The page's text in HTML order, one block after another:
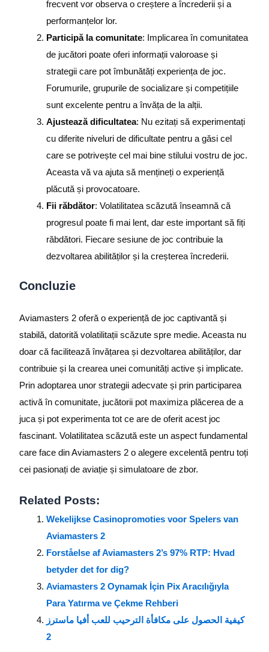
frecvent vor observa o creștere a încrederii și a
performanțelor lor.
Participă la comunitate: Implicarea în comunitatea
de jucători poate oferi informații valoroase și
strategii care pot îmbunătăți experiența de joc.
Forumurile, grupurile de socializare și competițiile
sunt excelente pentru a învăța de la alții.
Ajustează dificultatea: Nu ezitați să experimentați
cu diferite niveluri de dificultate pentru a găsi cel
care se potrivește cel mai bine stilului vostru de joc.
Aceasta vă va ajuta să mențineți o experiență
plăcută și provocatoare.
Fii răbdător: Volatilitatea scăzută înseamnă că
progresul poate fi mai lent, dar este important să fiți
răbdători. Fiecare sesiune de joc contribuie la
dezvoltarea abilităților și la creșterea încrederii.
Concluzie
Aviamasters 2 oferă o experiență de joc captivantă și
stabilă, datorită volatilitații scăzute spre medie. Aceasta nu
doar că facilitează învățarea și dezvoltarea abilităților, dar
contribuie și la crearea unei comunități active și implicate.
Prin adoptarea unor strategii adecvate și prin participarea
activă în comunitate, jucătorii pot maximiza plăcerea de a
juca și pot experimenta tot ce are de oferit acest joc
fascinant. Volatilitatea scăzută este un aspect fundamental
care face din Aviamasters 2 o alegere excelentă pentru toți
cei pasionați de aviație și simulatoare de zbor.
Related Posts:
Wekelijkse Casinopromoties voor Spelers van
Aviamasters 2
Forståelse af Aviamasters 2’s 97% RTP: Hvad
betyder det for dig?
Aviamasters 2 Oynamak İçin Pix Aracılığıyla
Para Yatırma ve Çekme Rehberi
كيفية الحصول على مكافأة الترحيب للعب أفيا ماسترز
2